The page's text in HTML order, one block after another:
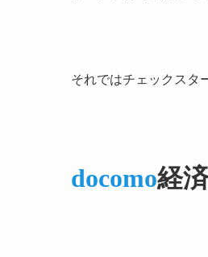
それではチェックスタ
docomo経